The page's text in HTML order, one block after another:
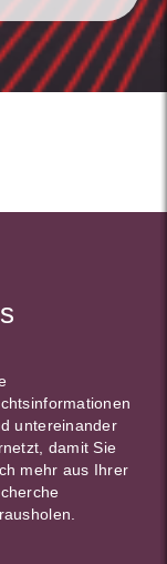
untereinander
damit Sie
mehr aus Ihrer